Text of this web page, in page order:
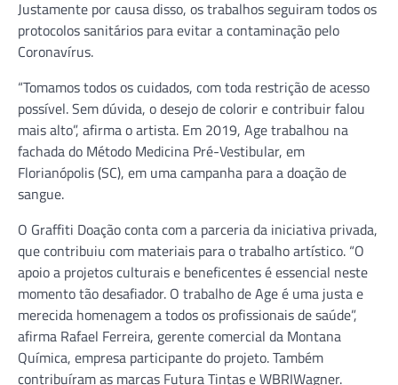
Justamente por causa disso, os trabalhos seguiram todos os
protocolos sanitários para evitar a contaminação pelo
Coronavírus.
“Tomamos todos os cuidados, com toda restrição de acesso
possível. Sem dúvida, o desejo de colorir e contribuir falou
mais alto”, afirma o artista. Em 2019, Age trabalhou na
fachada do Método Medicina Pré-Vestibular, em
Florianópolis (SC), em uma campanha para a doação de
sangue.
O Graffiti Doação conta com a parceria da iniciativa privada,
que contribuiu com materiais para o trabalho artístico. “O
apoio a projetos culturais e beneficentes é essencial neste
momento tão desafiador. O trabalho de Age é uma justa e
merecida homenagem a todos os profissionais de saúde”,
afirma Rafael Ferreira, gerente comercial da Montana
Química, empresa participante do projeto. Também
contribuíram as marcas Futura Tintas e WBRIWagner.